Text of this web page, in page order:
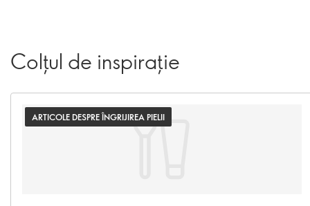
Colțul de inspirație
ARTICOLE DESPRE ÎNGRIJIREA PIELII